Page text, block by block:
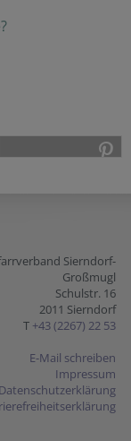
Sierndorf-
Großmugl
Schulstr. 16
2011 Sierndorf
T +43 (2267) 22 53
E-Mail schreiben
Impressum
Datenschutzerklärung